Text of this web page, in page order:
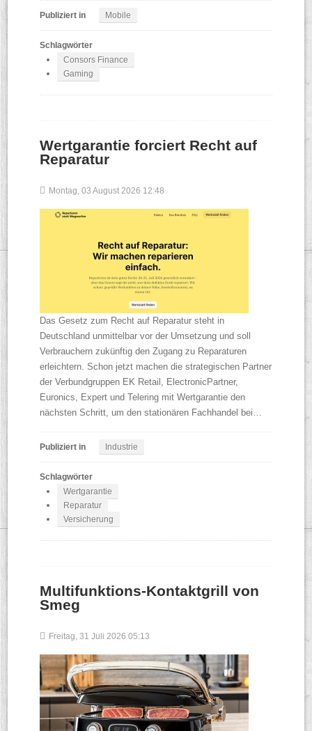
Publiziert in Mobile
Schlagwörter
Consors Finance
Gaming
Wertgarantie forciert Recht auf
Reparatur
Montag, 03 August 2026 12:48
Das Gesetz zum Recht auf Reparatur steht in
Deutschland unmittelbar vor der Umsetzung und soll
Verbrauchern zukünftig den Zugang zu Reparaturen
erleichtern. Schon jetzt machen die strategischen Partner
der Verbundgruppen EK Retail, ElectronicPartner,
Euronics, Expert und Telering mit Wertgarantie den
nächsten Schritt, um den stationären Fachhandel bei…
Publiziert in Industrie
Schlagwörter
Wertgarantie
Reparatur
Versicherung
Multifunktions-Kontaktgrill von
Smeg
Freitag, 31 Juli 2026 05:13